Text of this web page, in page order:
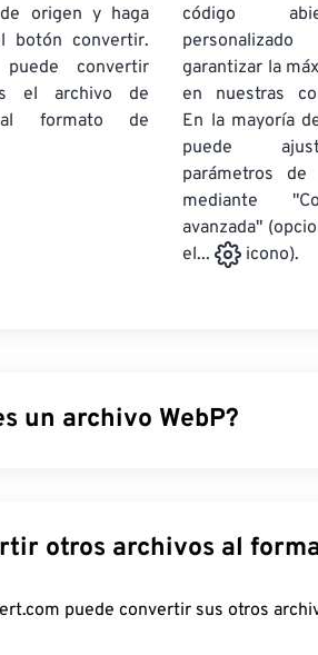
origen y haga
botón convertir.
puede convertir
el archivo de
formato de
código
garantizar la
en nuestras
En la mayoría
puede
parámetros de
mediante
avanzada"
el...
icono).
un archivo WebP?
pequeñas que los archivos
JPEG (JPG)
visual similar. Las imágenes WebP